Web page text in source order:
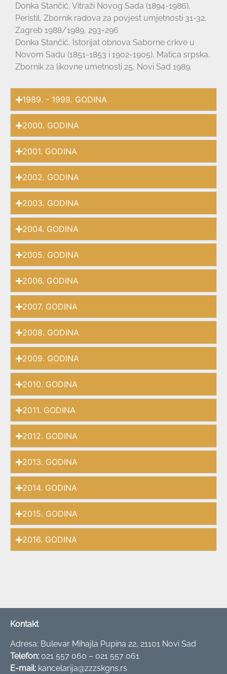
Donka Stančić, Vitraži Novog Sada (1894-1986),
Peristil, Zbornik radova za povjest umjetnosti 31-32,
Zagreb 1988/1989, 293-296
Donka Stančić, Istorijat obnova Saborne crkve u
Novom Sadu (1851-1853 i 1902-1905), Matica srpska,
Zbornik za likovne umetnosti 25, Novi Sad 1989.
1989. - 1999. GODINA
2000. GODINA
2001. GODINA
2002. GODINA
2003. GODINA
2004. GODINA
2005. GODINA
2006. GODINA
2007. GODINA
2008. GODINA
2009. GODINA
2010. GODINA
2011. GODINA
2012. GODINA
2013. GODINA
2014. GODINA
2015. GODINA
2016. GODINA
Kontakt
Adresa: Bulevar Mihajla Pupina 22, 21101 Novi Sad
Telefon: 021 557 060 – 021 557 061
E-mail: kancelarija@zzzskgns.rs